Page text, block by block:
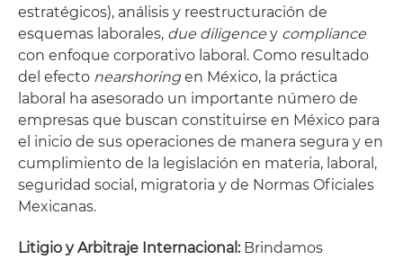
estratégicos), análisis y reestructuración de
esquemas laborales, due diligence y compliance
con enfoque corporativo laboral. Como resultado
del efecto nearshoringen México, la práctica
laboral ha asesorado un importante número de
empresas que buscan constituirse en México para
el inicio de sus operaciones de manera segura y en
cumplimiento de la legislación en materia, laboral,
seguridad social, migratoria y de Normas Oficiales
Mexicanas.
Litigio y Arbitraje Internacional:Brindamos